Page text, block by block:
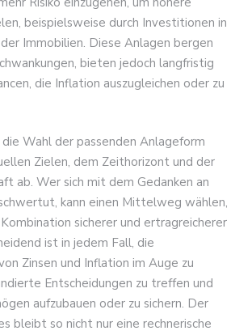
beispielsweise durch Investitionen in
Immobilien. Diese Anlagen bergen
bieten jedoch langfristig
die Inflation auszugleichen oder zu
Wahl der passenden Anlageform
Zielen, dem Zeithorizont und der
ab. Wer sich mit dem Gedanken an
kann einen Mittelweg wählen,
sicherer und ertragreicherer
ist in jedem Fall, die
Zinsen und Inflation im Auge zu
Entscheidungen zu treffen und
aufzubauen oder zu sichern. Der
bleibt so nicht nur eine rechnerische